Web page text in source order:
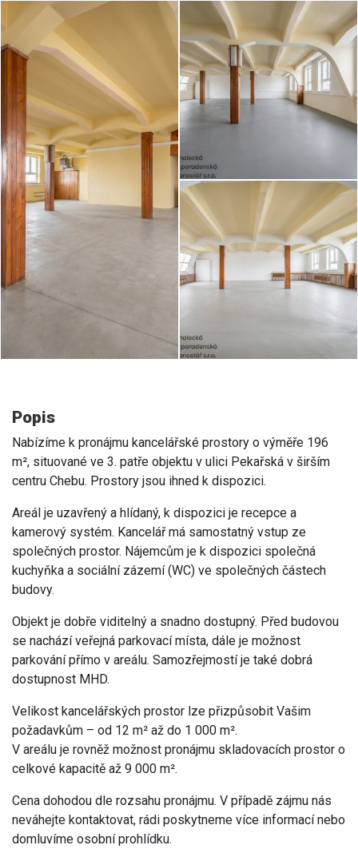
Popis
Nabízíme k pronájmu kancelářské prostory o výměře 196
m², situované ve 3. patře objektu v ulici Pekařská v širším
centru Chebu. Prostory jsou ihned k dispozici.
Areál je uzavřený a hlídaný, k dispozici je recepce a
kamerový systém. Kancelář má samostatný vstup ze
společných prostor. Nájemcům je k dispozici společná
kuchyňka a sociální zázemí (WC) ve společných částech
budovy.
Objekt je dobře viditelný a snadno dostupný. Před budovou
se nachází veřejná parkovací místa, dále je možnost
parkování přímo v areálu. Samozřejmostí je také dobrá
dostupnost MHD.
Velikost kancelářských prostor lze přizpůsobit Vašim
požadavkům – od 12 m² až do 1 000 m².
V areálu je rovněž možnost pronájmu skladovacích prostor o
celkové kapacitě až 9 000 m².
Cena dohodou dle rozsahu pronájmu. V případě zájmu nás
neváhejte kontaktovat, rádi poskytneme více informací nebo
domluvíme osobní prohlídku.